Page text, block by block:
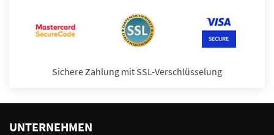
Sichere Zahlung mit SSL-Verschlüsselung
UNTERNEHMEN